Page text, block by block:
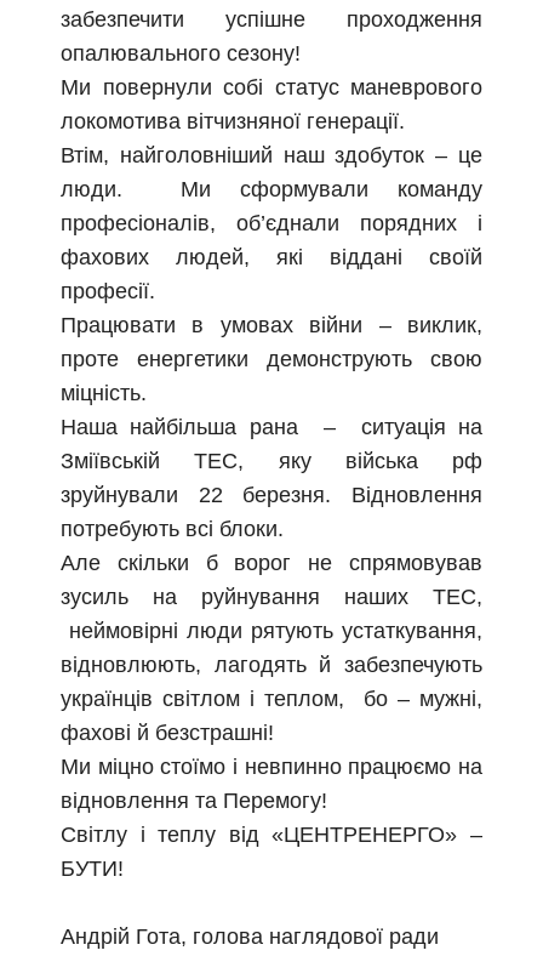
забезпечити успішне проходження
опалювального сезону!
Ми повернули собі статус маневрового
локомотива вітчизняної генерації.
Втім, найголовніший наш здобуток – це
люди. Ми сформували команду
професіоналів, об’єднали порядних і
фахових людей, які віддані своїй
професії.
Працювати в умовах війни – виклик,
проте енергетики демонструють свою
міцність.
Наша найбільша рана – ситуація на
Зміївській ТЕС, яку війська рф
зруйнували 22 березня. Відновлення
потребують всі блоки.
Але скільки б ворог не спрямовував
зусиль на руйнування наших ТЕС,
неймовірні люди рятують устаткування,
відновлюють, лагодять й забезпечують
українців світлом і теплом, бо – мужні,
фахові й безстрашні!
Ми міцно стоїмо і невпинно працюємо на
відновлення та Перемогу!
Світлу і теплу від «ЦЕНТРЕНЕРГО» –
БУТИ!
Андрій Гота, голова наглядової ради